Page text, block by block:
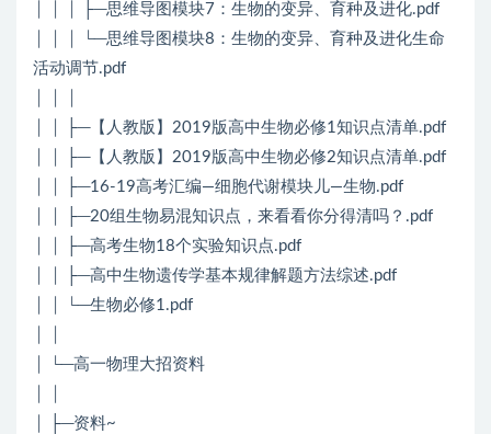
│ │ │ ├─思维导图模块7：生物的变异、育种及进化.pdf
│ │ │ └─思维导图模块8：生物的变异、育种及进化生命
活动调节.pdf
│ │ ├─【人教版】2019版高中生物必修1知识点清单.pdf
│ │ ├─【人教版】2019版高中生物必修2知识点清单.pdf
│ │ ├─16-19高考汇编—细胞代谢模块儿—生物.pdf
│ │ ├─20组生物易混知识点，来看看你分得清吗？.pdf
│ │ ├─高考生物18个实验知识点.pdf
│ │ ├─高中生物遗传学基本规律解题方法综述.pdf
│ │ └─生物必修1.pdf
│ └─高一物理大招资料
│ ├─资料~